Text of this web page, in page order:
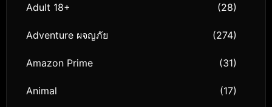
Adult 18+ (28)
Adventure ผจญภัย (274)
Amazon Prime (31)
Animal (17)